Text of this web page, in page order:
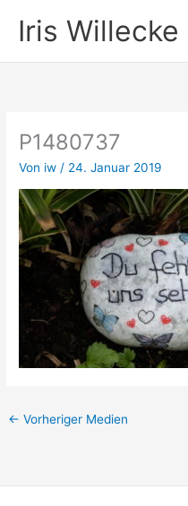
InhaltIris Willecke
P1480737
Von iw / 24. Januar 2019
← Vorheriger Medien